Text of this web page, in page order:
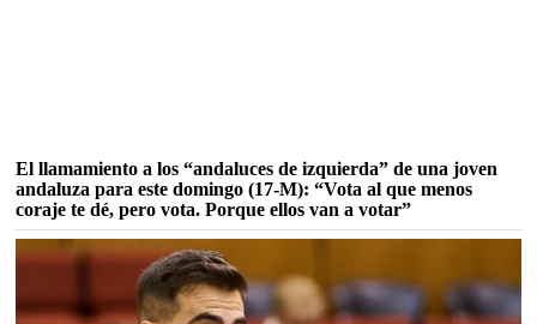
El llamamiento a los “andaluces de izquierda” de una joven
andaluza para este domingo (17-M): “Vota al que menos
coraje te dé, pero vota. Porque ellos van a votar”